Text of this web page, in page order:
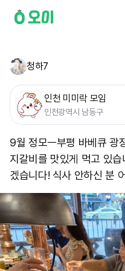
청하7
인천 미미락 모임
인천광역시 남동구
9월 정모ㅡ부평 바베큐 광
지갈비를 맛있게 먹고 있
겠습니다! 식사 안하신 분